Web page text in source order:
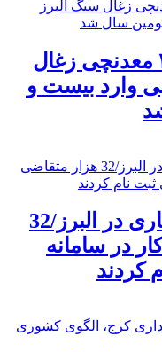
کشته شدن ۲۰ معدنچی زغال
وارد بیست و
کاهش نرخ بیکاری در البرز/32
در سامانه
کردند